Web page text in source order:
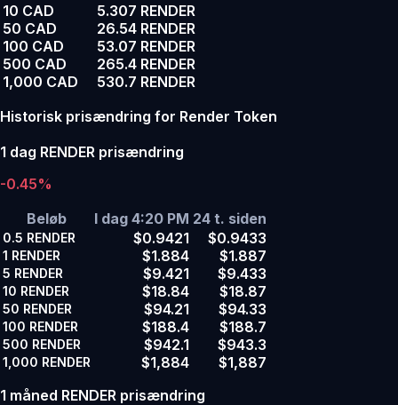
10 CAD
5.307 RENDER
50 CAD
26.54 RENDER
100 CAD
53.07 RENDER
500 CAD
265.4 RENDER
1,000 CAD
530.7 RENDER
Historisk prisændring for Render Token
1 dag RENDER prisændring
-0.45%
Beløb
I dag 4:20 PM 24 t. siden
0.5 RENDER $0.9421 $0.9433
1 RENDER $1.884 $1.887
5 RENDER $9.421 $9.433
10 RENDER $18.84 $18.87
50 RENDER $94.21 $94.33
100 RENDER $188.4 $188.7
500 RENDER $942.1 $943.3
1,000 RENDER $1,884
$1,887
1 måned RENDER prisændring